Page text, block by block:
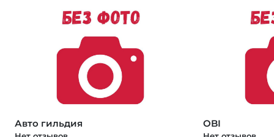
Авто гильдия OBI